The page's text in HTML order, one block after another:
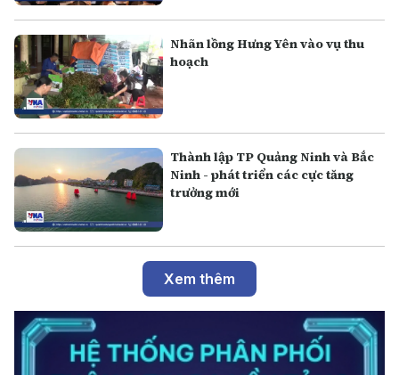
Nhãn lồng Hưng Yên vào vụ thu
hoạch
Thành lập TP Quảng Ninh và Bắc
Ninh - phát triển các cực tăng
trưởng mới
Xem thêm